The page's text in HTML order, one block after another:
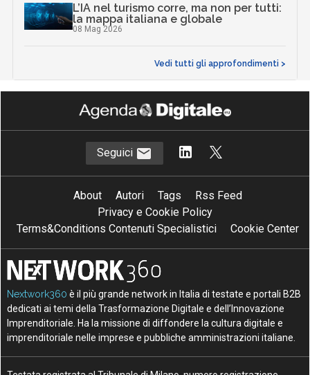
L’IA nel turismo corre, ma non per tutti:
la mappa italiana e globale
08 Mag 2026
Vedi tutti gli approfondimenti >
Seguici
About Autori Tags
Rss Feed
Privacy e Cookie Policy
Terms&Conditions Contenuti Specialistici
Cookie Center
Nextwork360 è il più grande network in Italia di testate e portali B2B
dedicati ai temi della Trasformazione Digitale e dell’Innovazione
Imprenditoriale. Ha la missione di diffondere la cultura digitale e
imprenditoriale nelle imprese e pubbliche amministrazioni italiane.